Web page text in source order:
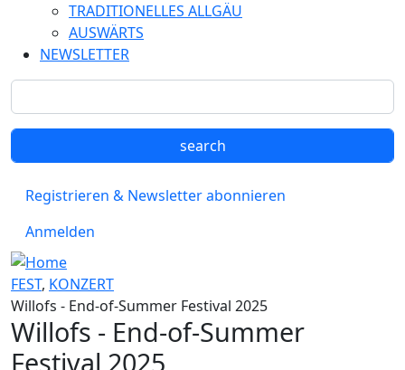
TRADITIONELLES ALLGÄU
AUSWÄRTS
NEWSLETTER
Registrieren & Newsletter abonnieren
Anmelden
FEST, KONZERT
Willofs - End-of-Summer Festival 2025
Willofs - End-of-Summer
Festival 2025